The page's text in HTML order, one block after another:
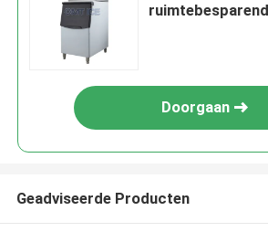
Doorgaan
Geadviseerde Producten